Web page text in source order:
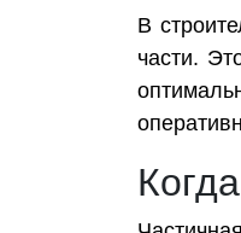
В
части.